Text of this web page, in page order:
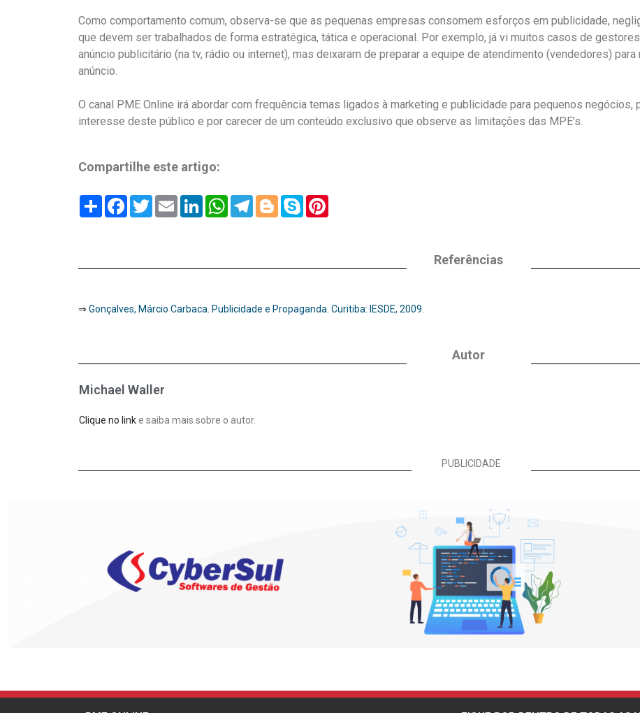
Como comportamento comum, observa-se que as pequenas empresas consomem esforços em publicidade,
que devem ser trabalhados de forma estratégica, tática e operacional. Por exemplo, já vi muitos casos de
anúncio publicitário (na tv, rádio ou internet), mas deixaram de preparar a equipe de atendimento (vendedores)
anúncio.
O canal PME Online irá abordar com frequência temas ligados à marketing e publicidade para pequenos negócios,
interesse deste público e por carecer de um conteúdo exclusivo que observe as limitações das MPE’s.
Compartilhe este artigo:
ShareFacebook
TwitterEmailLinkedInWhatsApp
Telegram
Blogger
Skype
Referências
⇒ Gonçalves, Márcio Carbaca. Publicidade e Propaganda. Curitiba: IESDE, 2009.
Autor
Michael Waller
Clique no linke saiba mais sobre o autor.
PUBLICIDADE